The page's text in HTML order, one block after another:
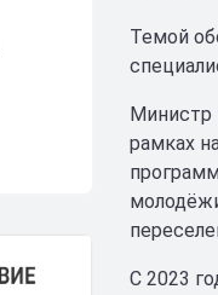
Темой
Министр
рамках
С 2023